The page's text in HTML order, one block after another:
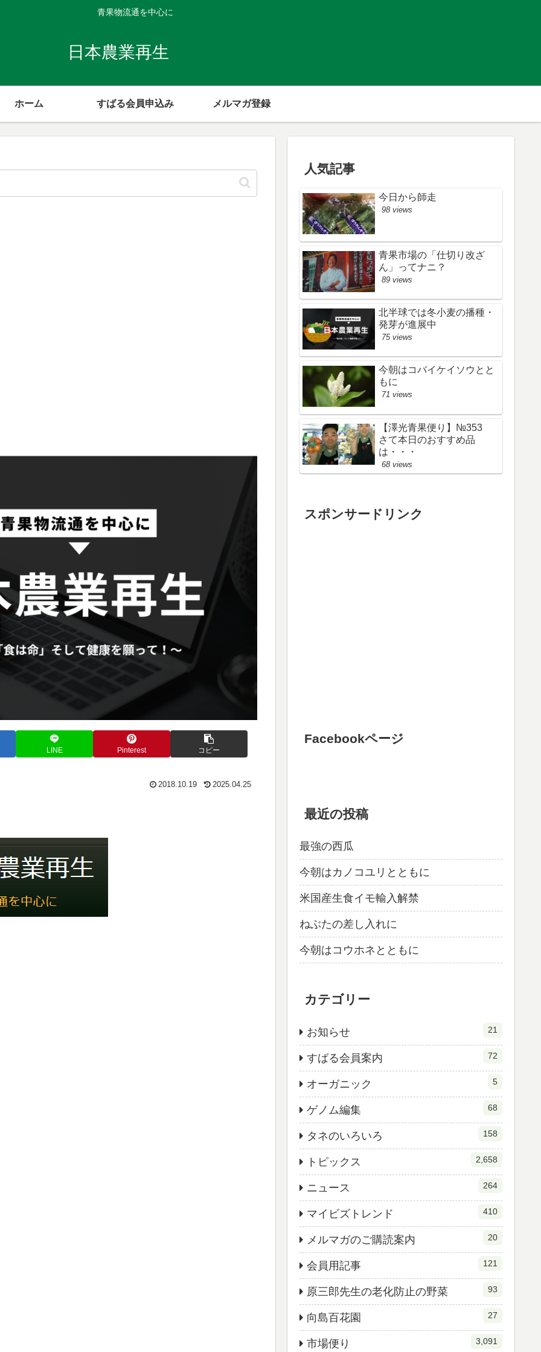
青果物流通を中心に
日本農業再生
ホーム すばる会員申込み メルマガ登録
LINE Pinterest コピー
2018.10.19 2025.04.25
人気記事
今日から師走
98 views
青果市場の「仕切り改ざ
ん」ってナニ？
89 views
北半球では冬小麦の播種・
発芽が進展中
75 views
今朝はコバイケイソウとと
もに
71 views
【澤光青果便り】№353
さて本日のおすすめ品
は・・・
68 views
スポンサードリンク
Facebookページ
最近の投稿
最強の西瓜
今朝はカノコユリとともに
米国産生食イモ輸入解禁
ねぶたの差し入れに
今朝はコウホネとともに
カテゴリー
お知らせ 21
すばる会員案内 72
オーガニック 5
ゲノム編集 68
タネのいろいろ 158
トピックス 2,658
ニュース 264
マイビズトレンド 410
メルマガのご購読案内 20
会員用記事 121
原三郎先生の老化防止の野菜 93
向島百花園 27
市場便り 3,091